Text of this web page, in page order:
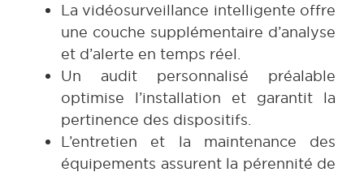
La vidéosurveillance intelligente offre
une couche supplémentaire d’analyse
et d’alerte en temps réel.
Un audit personnalisé préalable
optimise l’installation et garantit la
pertinence des dispositifs.
L’entretien et la maintenance des
équipements assurent la pérennité de